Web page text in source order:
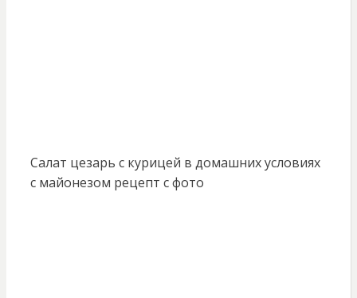
Салат цезарь с курицей в домашних условиях
с майонезом рецепт с фото